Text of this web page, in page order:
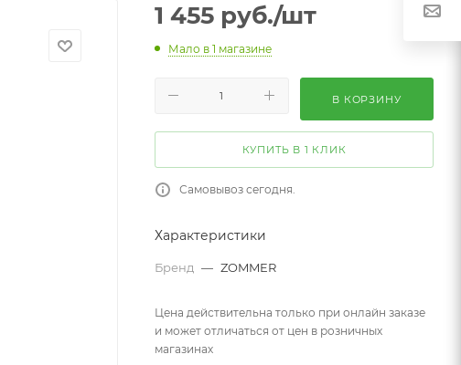
1 455 руб./шт
Мало в 1 магазине
В КОРЗИНУ
КУПИТЬ В 1 КЛИК
Самовывоз сегодня.
Характеристики
Бренд — ZOMMER
Цена действительна только при онлайн заказе
и может отличаться от цен в розничных
магазинах